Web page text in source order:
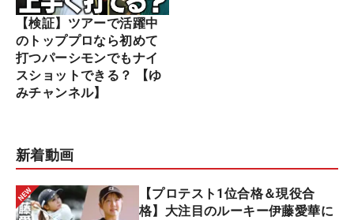
【検証】ツアーで活躍中
のトッププロなら初めて
打つパーシモンでもナイ
スショットできる？ 【ゆ
みチャンネル】
新着動画
【プロテスト1位合格＆現役合
格】大注目のルーキー伊藤愛華に